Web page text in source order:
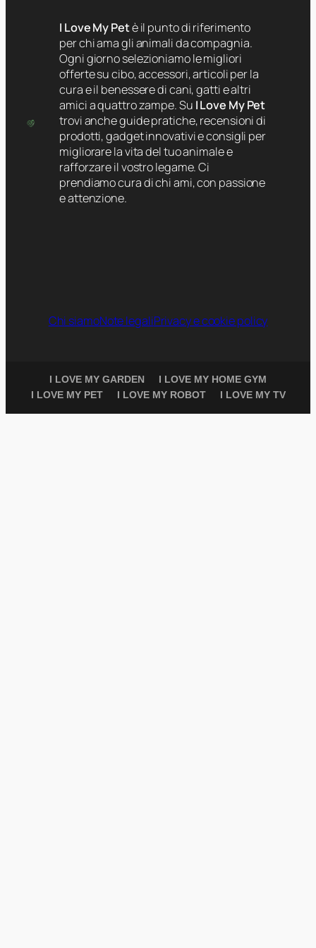
I Love My Petè il punto di riferimento
per chi ama gli animali da compagnia.
Ogni giorno selezioniamo le migliori
offerte su cibo, accessori, articoli per la
cura e il benessere di cani, gatti e altri
amici a quattro zampe. Su I Love My Pet
trovi anche guide pratiche, recensioni di
prodotti, gadget innovativi e consigli per
migliorare la vita del tuo animale e
rafforzare il vostro legame. Ci
prendiamo cura di chi ami, con passione
e attenzione.
Chi siamoNote legaliPrivacy e cookie policy
I LOVE MY GARDEN
I LOVE MY HOME GYM
I LOVE MY PET
I LOVE MY ROBOT I LOVE MY TV